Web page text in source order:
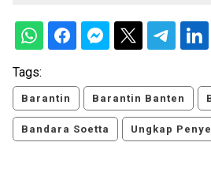
Tags:
Barantin Barantin Banten
Bandara Soetta Ungkap